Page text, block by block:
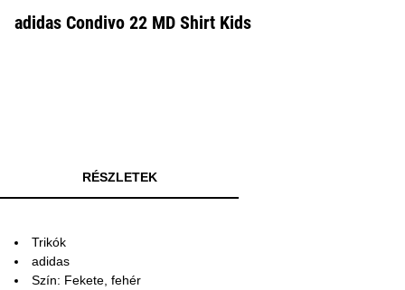
adidas Condivo 22 MD Shirt Kids
RÉSZLETEK
Trikók
adidas
Szín: Fekete, fehér